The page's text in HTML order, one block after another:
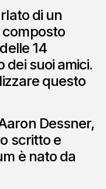
di un
composto
14
dei suoi amici.
questo
Dessner,
scritto e
è nato da